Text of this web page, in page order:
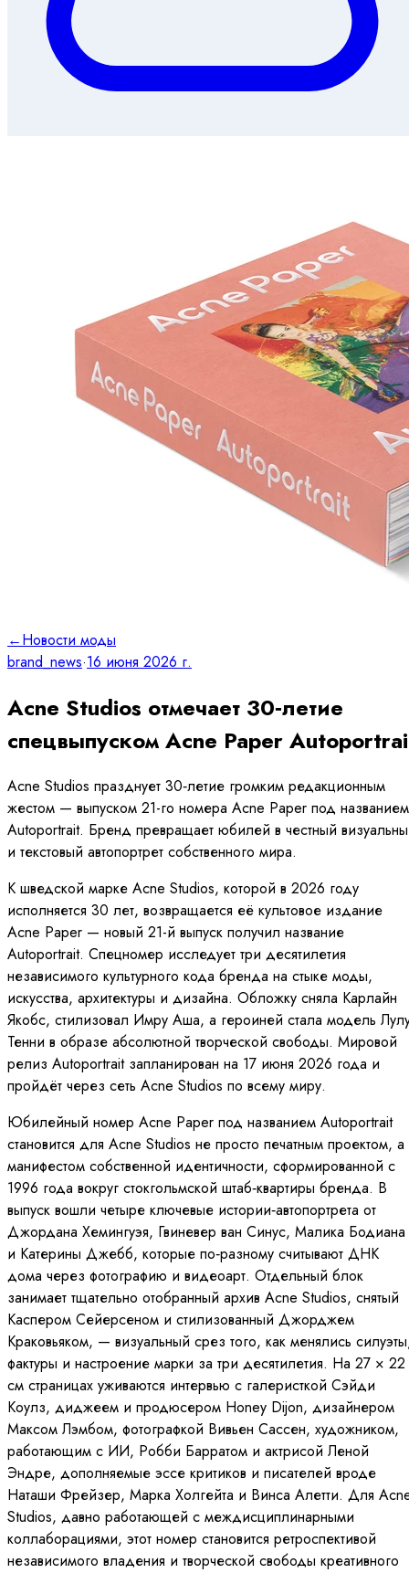
←Новости моды
brand_news·16 июня 2026 г.
Acne Studios отмечает 30‑летие
спецвыпуском Acne Paper
Acne Studios празднует 30‑летие громким редакционным
жестом — выпуском 21-го номера Acne Paper под названием
Autoportrait. Бренд превращает юбилей в честный
и текстовый автопортрет собственного мира.
К шведской марке Acne Studios, которой в 2026 году
исполняется 30 лет, возвращается её культовое издание
Acne Paper — новый 21-й выпуск получил название
Autoportrait. Спецномер исследует три десятилетия
независимого культурного кода бренда на стыке моды,
искусства, архитектуры и дизайна. Обложку сняла Карлайн
Якобс, стилизовал Имру Аша, а героиней стала модель
Тенни в образе абсолютной творческой свободы. Мировой
релиз Autoportrait запланирован на 17 июня 2026 года и
пройдёт через сеть Acne Studios по всему миру.
Юбилейный номер Acne Paper под названием Autoportrait
становится для Acne Studios не просто печатным проектом, а
манифестом собственной идентичности, сформированной с
1996 года вокруг стокгольмской штаб‑квартиры бренда. В
выпуск вошли четыре ключевые истории‑автопортрета от
Джордана Хемингуэя, Гвиневер ван Синус, Малика Бодиана
и Катерины Джебб, которые по‑разному считывают ДНК
дома через фотографию и видеоарт. Отдельный блок
занимает тщательно отобранный архив Acne Studios, снятый
Каспером Сейерсеном и стилизованный Джорджем
Краковьяком, — визуальный срез того, как менялись
фактуры и настроение марки за три десятилетия. На 27 × 22
см страницах уживаются интервью с галеристкой Сэйди
Коулз, диджеем и продюсером Honey Dijon, дизайнером
Максом Лэмбом, фотографкой Вивьен Сассен, художником,
работающим с ИИ, Робби Барратом и актрисой Леной
Эндре, дополняемые эссе критиков и писателей вроде
Наташи Фрейзер, Марка Холгейта и Винса Алетти. Для
Studios, давно работающей с междисциплинарными
коллаборациями, этот номер становится ретроспективой
независимого владения и творческой свободы креативного